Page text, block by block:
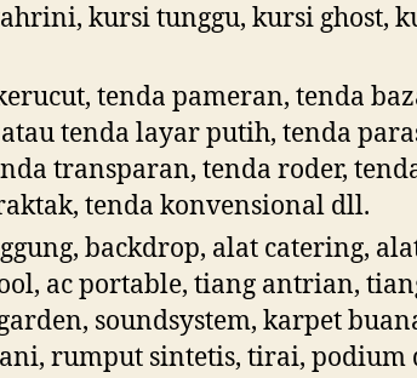
kursi tunggu, kursi ghost,
tenda pameran, tenda
tenda layar putih, tenda
transparan, tenda roder,
tenda konvensional dll.
backdrop, alat catering,
ac portable, tiang antrian,
soundsystem, karpet
rumput sintetis, tirai, podium